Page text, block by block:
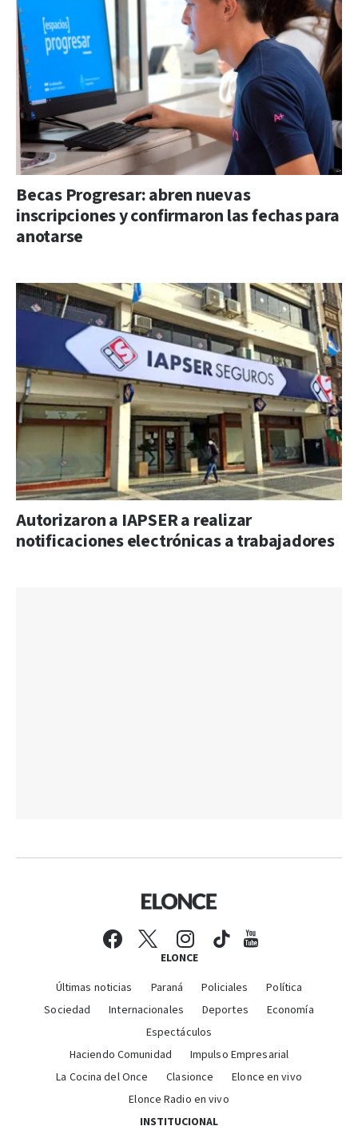
Becas Progresar: abren nuevas
inscripciones y confirmaron las fechas para
anotarse
Autorizaron a IAPSER a realizar
notificaciones electrónicas a trabajadores
ELONCE
Últimas noticias Paraná Policiales
Política
Sociedad
Internacionales Deportes
Economía
Espectáculos
Haciendo Comunidad
Impulso Empresarial
La Cocina del Once
Clasionce
Elonce en vivo
Elonce Radio en vivo
INSTITUCIONAL